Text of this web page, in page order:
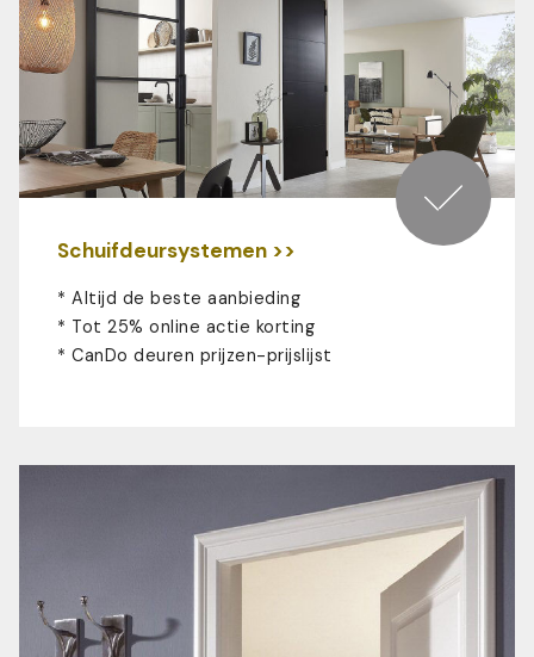
Schuifdeursystemen >>
* Altijd de beste aanbieding
* Tot 25% online actie korting
* CanDo deuren prijzen-prijslijst